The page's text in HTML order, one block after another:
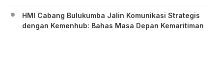
HMI Cabang Bulukumba Jalin Komunikasi Strategis
dengan Kemenhub: Bahas Masa Depan Kemaritiman